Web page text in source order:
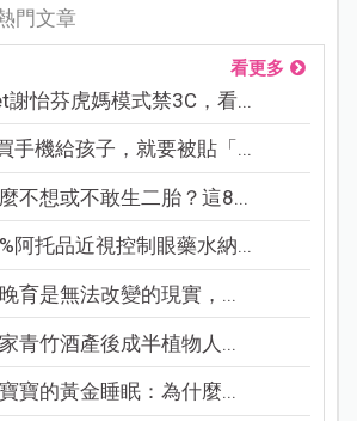
門文章
看更多
謝怡芬虎媽模式禁3C，看...
手機給孩子，就要被貼「...
不想或不敢生二胎？這8...
阿托品近視控制眼藥水納...
育是無法改變的現實，...
青竹酒產後成半植物人...
寶的黃金睡眠：為什麼...